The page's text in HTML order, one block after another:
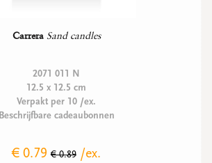
Carrera Sand candles
2071 011 N
12.5 x 12.5 cm
Verpakt per 10 /ex.
Beschrijfbare cadeaubonnen
€ 0.79€ 0.89 /ex.